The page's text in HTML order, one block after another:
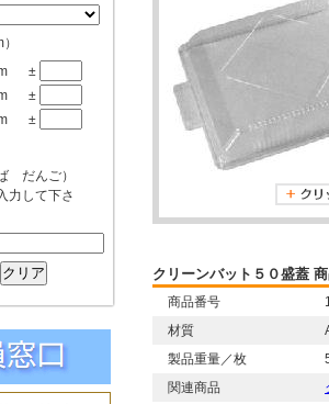
±
±
±
だんご）
力して下さ
クリーンバット５０盛蓋
商品番号
材質
製品重量／枚
関連商品